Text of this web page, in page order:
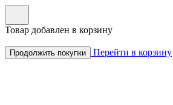
Товар добавлен в корзину
Продолжить покупки Перейти в корзину